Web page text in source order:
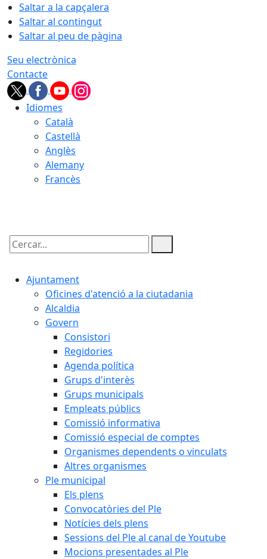
Saltar a la capçalera
Saltar al contingut
Saltar al peu de pàgina
Seu electrònica
Contacte
Idiomes
Català
Castellà
Anglès
Alemany
Francès
Cercar:
Ajuntament
Oficines d'atenció a la ciutadania
Alcaldia
Govern
Consistori
Regidories
Agenda política
Grups d'interès
Grups municipals
Empleats públics
Comissió informativa
Comissió especial de comptes
Organismes dependents o vinculats
Altres organismes
Ple municipal
Els plens
Convocatòries del Ple
Notícies dels plens
Sessions del Ple al canal de Youtube
Mocions presentades al Ple